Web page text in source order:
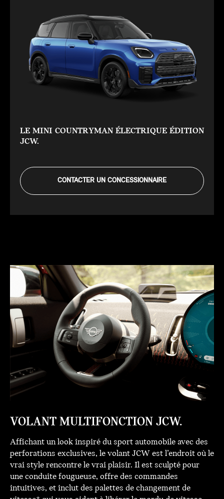
LE MINI COUNTRYMAN ÉLECTRIQUE ÉDITION
JCW.
CONTACTER UN CONCESSIONNAIRE
VOLANT MULTIFONCTION JCW.
Affichant un look inspiré du sport automobile avec des
perforations exclusives, le volant JCW est l’endroit où le
vrai style rencontre le vrai plaisir. Il est sculpté pour
une conduite fougueuse, offre des commandes
intuitives, et inclut des palettes de changement de